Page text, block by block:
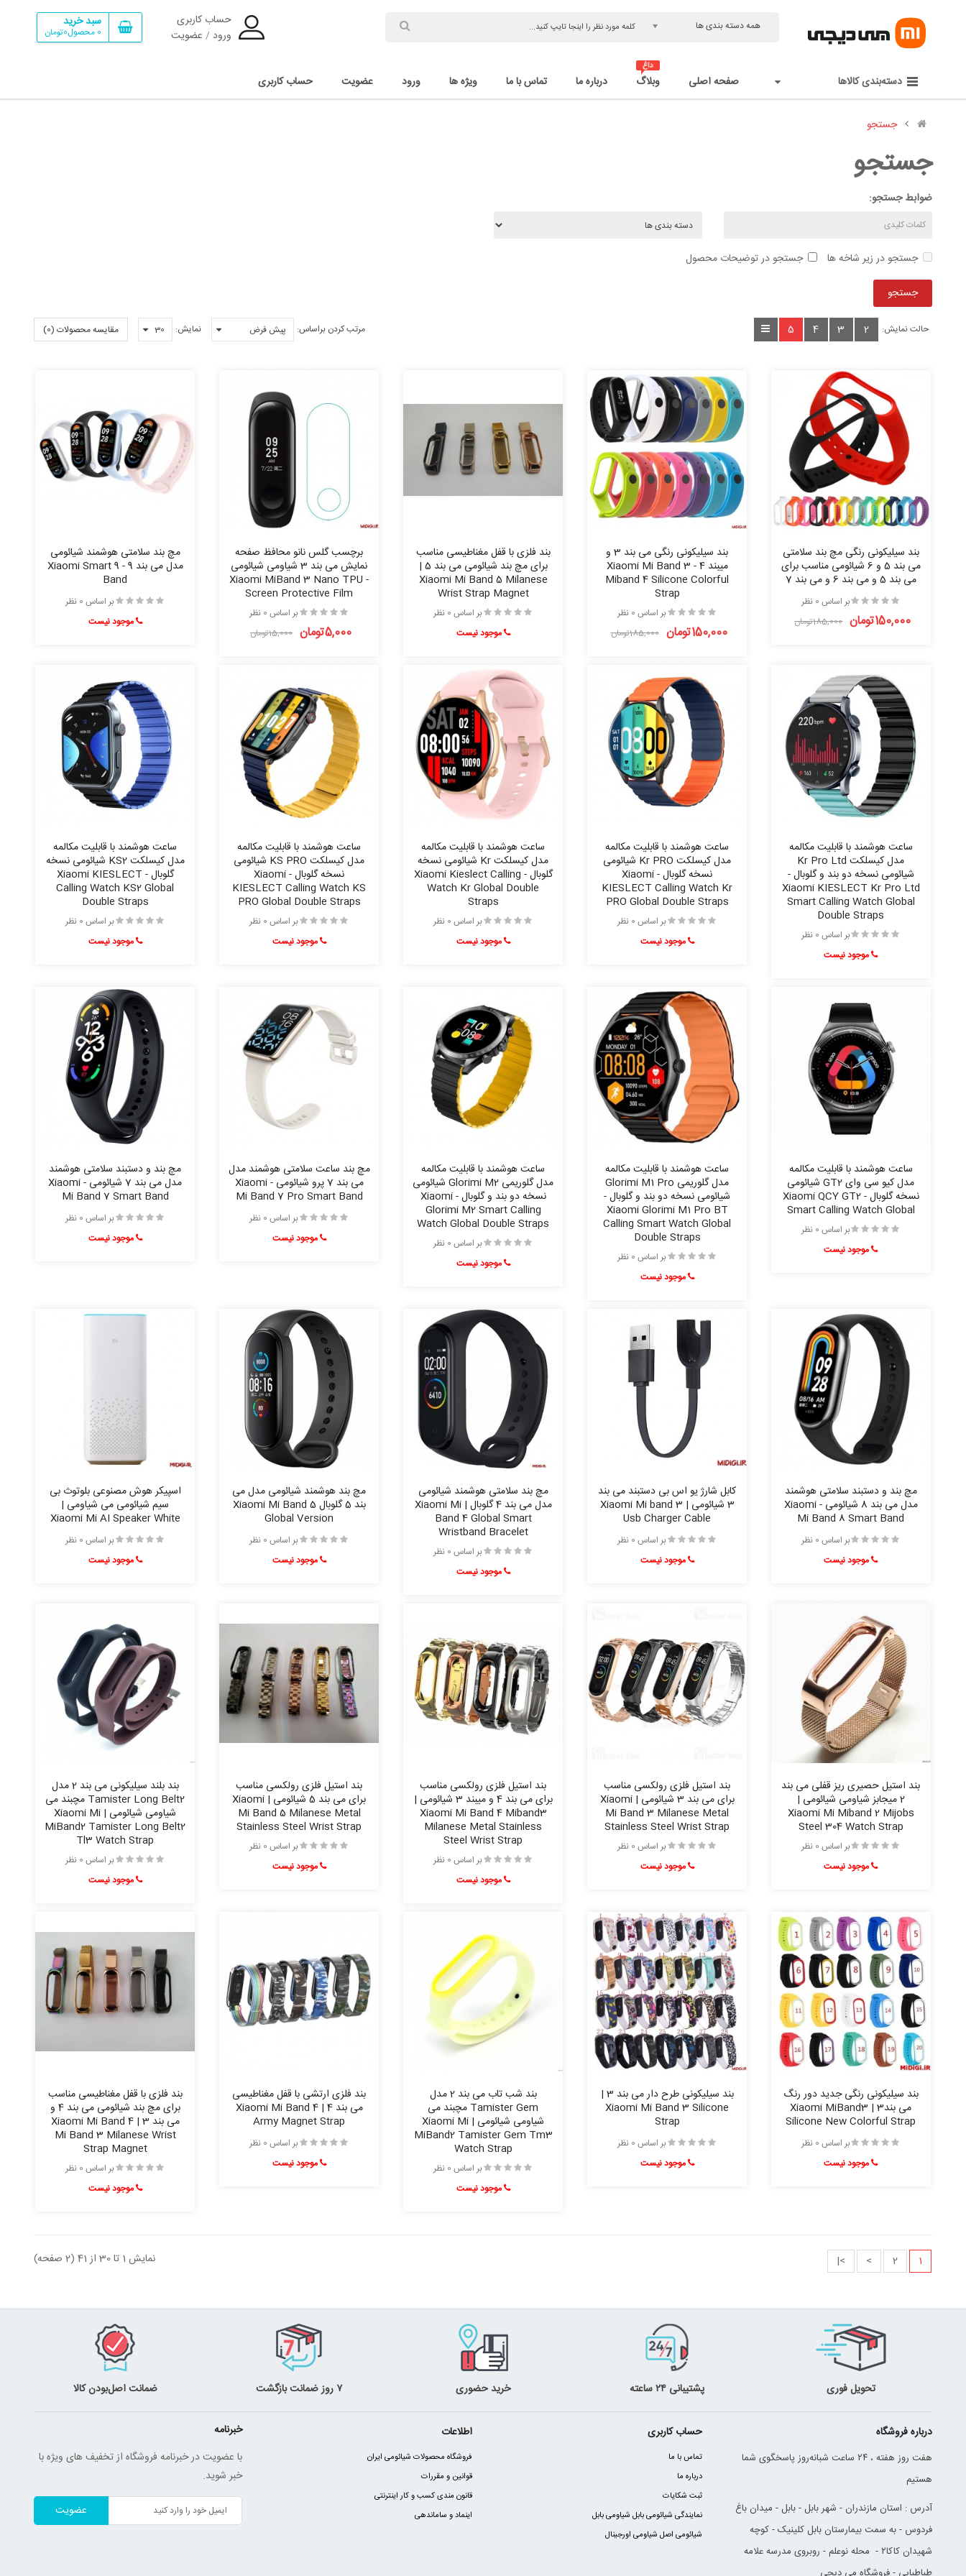
همه دسته بندی ها سبد خرید
0 محصول0تومان
حساب کاربری
ورود / عضویت
دسته‌بندی کالاها صفحه اصلی وبلاگ درباره ما تماس با ما ویژه ها ورود عضویت حساب کاربری
جستجو
جستجو
ضوابط جستجو:
جستجو در زیر شاخه ها جستجو در توضیحات محصول
حالت نمایش: 2
3
4
5 مرتب کردن براساس: نمایش: مقایسه محصولات (0)
بند سیلیکونی رنگی مچ بند سلامتی
می بند 5 و 6 شیائومی مناسب برای
می بند 5 و می بند 6 و می بند 7
بر اساس 0 نظر
150,000تومان 185,000تومان
بند سیلیکونی رنگی می بند 3 و
میبند 4 - Xiaomi Mi Band 3
Miband 4 Silicone Colorful
Strap
بر اساس 0 نظر
150,000تومان 185,000تومان
بند فلزی با قفل مغناطیسی مناسب
برای مچ بند شیائومی می بند 5 |
Xiaomi Mi Band 5 Milanese
Wrist Strap Magnet
بر اساس 0 نظر
موجود نیست
برچسب گلس نانو محافظ صفحه
نمایش می بند 3 شیاومی شیائومی
- Xiaomi MiBand 3 Nano TPU
Screen Protective Film
بر اساس 0 نظر
5,000تومان 15,000تومان
مچ بند سلامتی هوشمند شیائومی
مدل می بند 9 - 9 Xiaomi Smart
Band
بر اساس 0 نظر
موجود نیست
ساعت هوشمند با قابلیت مکالمه
مدل کیسلکت Kr Pro Ltd
شیائومی نسخه دو بند و گلوبال -
Xiaomi KIESLECT Kr Pro Ltd
Smart Calling Watch Global
Double Straps
بر اساس 0 نظر
موجود نیست
ساعت هوشمند با قابلیت مکالمه
مدل کیسلکت Kr PRO شیائومی
نسخه گلوبال - Xiaomi
KIESLECT Calling Watch Kr
PRO Global Double Straps
بر اساس 0 نظر
موجود نیست
ساعت هوشمند با قابلیت مکالمه
مدل کیسلکت Kr شیائومی نسخه
گلوبال - Xiaomi Kieslect Calling
Watch Kr Global Double
Straps
بر اساس 0 نظر
موجود نیست
ساعت هوشمند با قابلیت مکالمه
مدل کیسلکت KS PRO شیائومی
نسخه گلوبال - Xiaomi
KIESLECT Calling Watch KS
PRO Global Double Straps
بر اساس 0 نظر
موجود نیست
ساعت هوشمند با قابلیت مکالمه
مدل کیسلکت KS2 شیائومی نسخه
گلوبال - Xiaomi KIESLECT
Calling Watch KS2 Global
Double Straps
بر اساس 0 نظر
موجود نیست
ساعت هوشمند با قابلیت مکالمه
مدل کیو سی وای GT2 شیائومی
نسخه گلوبال - Xiaomi QCY GT2
Smart Calling Watch Global
بر اساس 0 نظر
موجود نیست
ساعت هوشمند با قابلیت مکالمه
مدل گلوریمی Glorimi M1 Pro
شیائومی نسخه دو بند و گلوبال -
Xiaomi Glorimi M1 Pro BT
Calling Smart Watch Global
Double Straps
بر اساس 0 نظر
موجود نیست
ساعت هوشمند با قابلیت مکالمه
مدل گلوریمی Glorimi M2 شیائومی
نسخه دو بند و گلوبال - Xiaomi
Glorimi M2 Smart Calling
Watch Global Double Straps
بر اساس 0 نظر
موجود نیست
مچ بند ساعت سلامتی هوشمند مدل
می بند 7 پرو شيائومی - Xiaomi
Mi Band 7 Pro Smart Band
بر اساس 0 نظر
موجود نیست
مچ بند و دستبند سلامتی هوشمند
مدل می بند 7 شیائومی - Xiaomi
Mi Band 7 Smart Band
بر اساس 0 نظر
موجود نیست
مچ بند و دستبند سلامتی هوشمند
مدل می بند 8 شیائومی - Xiaomi
Mi Band 8 Smart Band
بر اساس 0 نظر
موجود نیست
کابل شارژ یو اس بی دستبند می بند
3 شیائومی | Xiaomi Mi band 3
Usb Charger Cable
بر اساس 0 نظر
موجود نیست
مچ بند سلامتی هوشمند شیائومی
مدل می بند 4 گلوبال | Xiaomi Mi
Band 4 Global Smart
Wristband Bracelet
بر اساس 0 نظر
موجود نیست
مچ بند هوشمند شیائومی مدل می
بند 5 گلوبال Xiaomi Mi Band 5
Global Version
بر اساس 0 نظر
موجود نیست
اسپیکر هوش مصنوعی بلوتوث بی
سیم شیائومی می شیاومی |
Xiaomi Mi AI Speaker White
بر اساس 0 نظر
موجود نیست
بند استیل حصیری ریز قفلی می بند
2 میجابز شیاومی شیائومی |
Xiaomi Mi Miband 2 Mijobs
Steel 304 Watch Strap
بر اساس 0 نظر
موجود نیست
بند استیل فلزی رولکسی مناسب
برای می بند 3 شیائومی | Xiaomi
Mi Band 3 Milanese Metal
Stainless Steel Wrist Strap
بر اساس 0 نظر
موجود نیست
بند استیل فلزی رولکسی مناسب
برای می بند 4 و میبند 3 شیائومی |
Xiaomi Mi Band 4 Miband3
Milanese Metal Stainless
Steel Wrist Strap
بر اساس 0 نظر
موجود نیست
بند استیل فلزی رولکسی مناسب
برای می بند 5 شیائومی | Xiaomi
Mi Band 5 Milanese Metal
Stainless Steel Wrist Strap
بر اساس 0 نظر
موجود نیست
بند بلند سیلیکونی می بند 2 مدل
Tamister Long Belt2 مچبند می
شیاومی شیائومی | Xiaomi Mi
MiBand2 Tamister Long Belt2
Tl3 Watch Strap
بر اساس 0 نظر
موجود نیست
بند سیلیکونی رنگی جدید دور رنگ
می بند3 | Xiaomi MiBand3
Silicone New Colorful Strap
بر اساس 0 نظر
موجود نیست
بند سیلیکونی طرح دار می بند 3 |
Xiaomi Mi Band 3 Silicone
Strap
بر اساس 0 نظر
موجود نیست
بند شب تاب می بند 2 مدل
Tamister Gem مچبند می
شیاومی شیائومی | Xiaomi Mi
MiBand2 Tamister Gem Tm3
Watch Strap
بر اساس 0 نظر
موجود نیست
بند فلزی ارتشی با قفل مغناطیسی
می بند 4 | Xiaomi Mi Band 4
Army Magnet Strap
بر اساس 0 نظر
موجود نیست
بند فلزی با قفل مغناطیسی مناسب
برای مچ بند شیائومی می بند 4 و
می بند 3 | Xiaomi Mi Band 4
Mi Band 3 Milanese Wrist
Strap Magnet
بر اساس 0 نظر
موجود نیست
1
2
>
>| نمایش 1 تا 30 از 41 (2 صفحه)
تحویل فوری پشتیبانی ۲۴ ساعته خرید حضوری ۷ روز ضمانت بازگشت ضمانت اصل‌بودن کالا
درباره فروشگاه
هفت روز هفته ، ۲۴ ساعت شبانه‌روز پاسخگوی شما
هستیم
آدرس : استان مازندران - شهر بابل - بابل - میدان باغ
فردوس - به سمت بیمارستان بابل کلینیک - کوچه
شهیدان کاکا۲ - محله نوعلم - روبروی مدرسه علامه
حساب کاربری
تماس با ما
درباره ما
ثبت شکایات
نمایندگی شیائومی بابل شیاومی بابل
شیائومی اصل شیاومی اورجینال
اطلاعات
فروشگاه محصولات شیائومی ایران
قوانین و مقررات
قانون مندی کسب و کار اینترنتی
اینماد و ساماندهی
خبرنامه
با عضویت در خبرنامه فروشگاه از تخفیف های ویژه با
خبر شوید.
عضویت